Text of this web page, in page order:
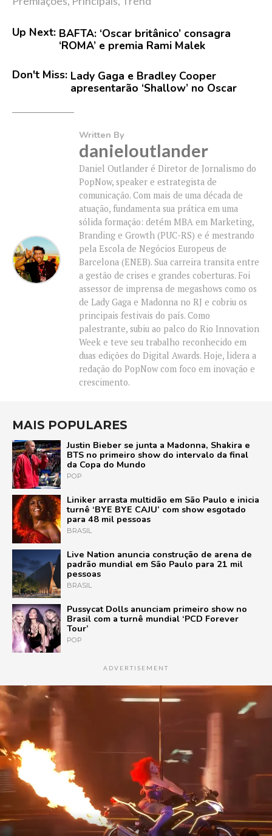
Up Next: BAFTA: ‘Oscar britânico’ consagra
‘ROMA’ e premia Rami Malek
Don't Miss: Lady Gaga e Bradley Cooper
apresentarão ‘Shallow’ no Oscar
Written By
danieloutlander
Daniel Outlander é Diretor de Jornalismo do
PopNow, speaker e estrategista de
comunicação. Com mais de uma década de
atuação, fundamenta sua prática em uma
sólida formação: detém MBA em Marketing,
Branding e Growth (PUC-RS) e é mestrando
pela Escola de Negócios Europeus de
Barcelona (ENEB). Sua carreira transita entre
a gestão de crises e grandes coberturas. Foi
assessor de imprensa de megashows como os
de Lady Gaga e Madonna no RJ e cobriu os
principais festivais do país. Como
palestrante, subiu ao palco do Rio Innovation
Week e teve seu trabalho reconhecido em
duas edições do Digital Awards. Hoje, lidera a
redação do PopNow com foco em inovação e
crescimento.
MAIS POPULARES
Justin Bieber se junta a Madonna, Shakira e
BTS no primeiro show do intervalo da final
da Copa do Mundo
POP
Liniker arrasta multidão em São Paulo e inicia
turnê ‘BYE BYE CAJU’ com show esgotado
para 48 mil pessoas
BRASIL
Live Nation anuncia construção de arena de
padrão mundial em São Paulo para 21 mil
pessoas
BRASIL
Pussycat Dolls anunciam primeiro show no
Brasil com a turnê mundial ‘PCD Forever
Tour’
POP
ADVERTISEMENT